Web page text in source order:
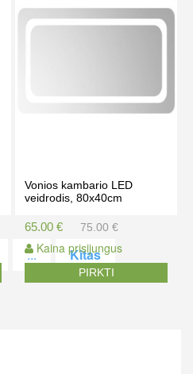
Vonios kambario LED
veidrodis, 80x40cm
65.00 €
Kaina prisijungus
75.00 €
PIRKTI
...
Kitas